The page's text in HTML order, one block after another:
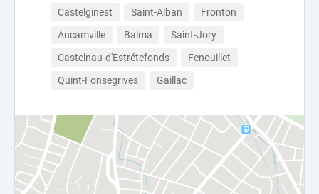
Castelginest
Saint-Alban
Fronton
Aucamville
Balma
Saint-Jory
Castelnau-d'Estrétefonds
Fenouillet
Quint-Fonsegrives
Gaillac